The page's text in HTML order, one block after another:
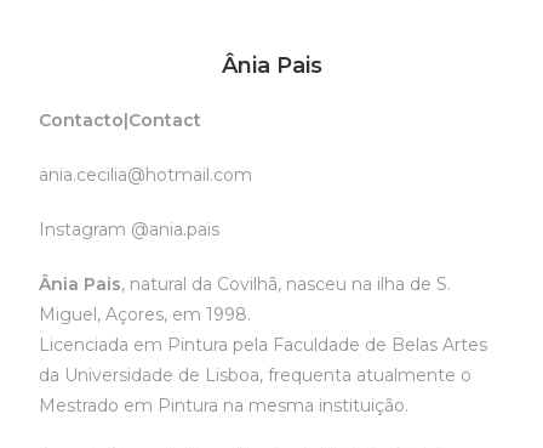
Ânia Pais
Contacto|Contact
ania.cecilia@hotmail.com
Instagram @ania.pais
Ânia Pais, natural da Covilhã, nasceu na ilha de S.
Miguel, Açores, em 1998.
Licenciada em Pintura pela Faculdade de Belas Artes
da Universidade de Lisboa, frequenta atualmente o
Mestrado em Pintura na mesma instituição.